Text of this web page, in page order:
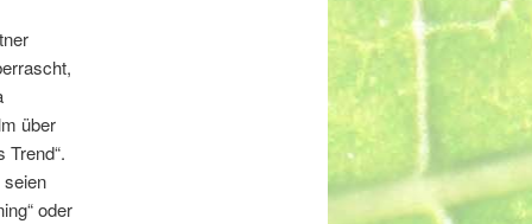
über
Trend“.
oder